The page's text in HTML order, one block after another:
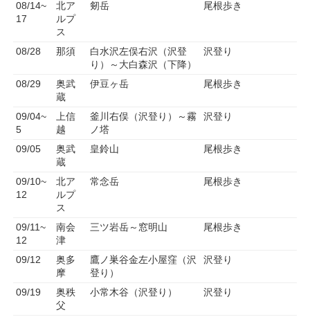
08/14~
17
北ア
ルプ
ス
剱岳 尾根歩き
08/28 那須
白水沢左俣右沢（沢登
り）～大白森沢（下降）
沢登り
08/29
奥武
蔵
伊豆ヶ岳 尾根歩き
09/04~
5
上信
越
釜川右俣（沢登り）～霧
ノ塔
沢登り
09/05
奥武
蔵
皇鈴山 尾根歩き
09/10~
12
北ア
ルプ
ス
常念岳 尾根歩き
09/11~
12
南会
津
三ツ岩岳～窓明山 尾根歩き
09/12
奥多
摩
鷹ノ巣谷金左小屋窪（沢
登り）
沢登り
09/19
奥秩
父
小常木谷（沢登り） 沢登り